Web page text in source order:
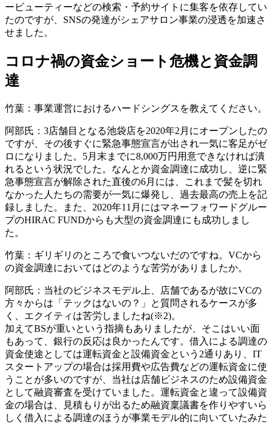
ービューティーなどの検索・予約サイトに集客を依存してい
たのですが、SNSの発達がシェアサロン事業の浸透を加速さ
せました。
コロナ禍の資金ショート危機と資金調
達
竹葉：事業運営におけるハードシングスを教えてください。
阿部氏：3店舗目となる池袋店を2020年2月にオープンしたの
ですが、その後すぐに緊急事態宣言が出され一気に客足がゼ
ロになりました。5月末までに8,000万円用意できなければ潰
れるという状況でした。なんとか資金調達に成功し、逆に緊
急事態宣言が解除された直後の6月には、これまで髪を切れ
なかった人たちの需要が一気に爆発し、過去最高の売上を記
録しました。また、2020年11月にはマネーフォワードグルー
プのHIRAC FUNDからも大型の資金調達にも成功しまし
た。
竹葉：ギリギリのところで食いつないだのですね。VCから
の資金調達においてはどのような苦労がありましたか。
阿部氏：当社のビジネスモデル上、店舗であるが故にVCの
方々からは「テックはないの？」と質問されるケースが多
く、エクイティは苦労しましたね(※2)。
加えてBSが重いという指摘もありましたが、そこはいい面
もあって、銀行の反応は良かったんです。借入による調達の
資金使途としては運転資金と設備資金という2通りあり、IT
スタートアップの場合は採用費や広告費などの運転資金に使
うことが多いのですが、当社は店舗ビジネスのため設備資金
として融資審査を受けていました。運転資金と違って設備資
金の場合は、見積もりが出るため融資稟議書を作りやすいら
しく借入による調達のほうが事業モデル的に向いていたみた